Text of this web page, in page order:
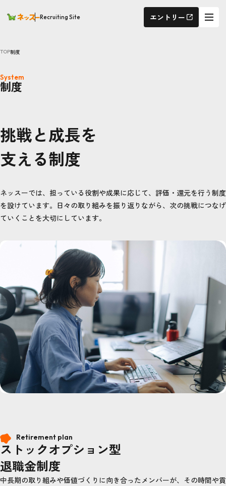
Recruiting Site エントリー
TOP制度
System
制度
挑戦と成長を
支える制度
ネッスーでは、担っている役割や成果に応じて、評価・還元を行う制度
を設けています。日々の取り組みを振り返りながら、次の挑戦につなげ
ていくことを大切にしています。
Retirement plan
ストックオプション型
退職金制度
中長期の取り組みや価値づくりに向き合ったメンバーが、その時間や貢